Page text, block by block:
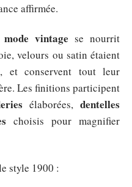
affirmée.
mode vintage se nourrit
velours ou satin étaient
et conservent tout leur
Les finitions participent
élaborées,dentelles
choisis pour magnifier
style 1900 :